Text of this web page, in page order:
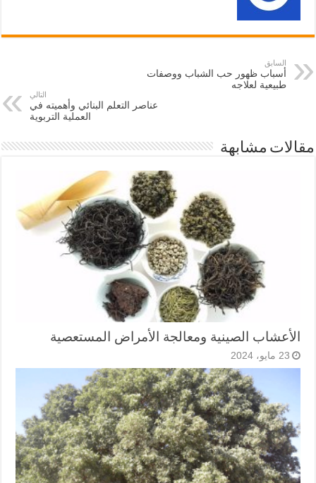
السابق
أسباب ظهور حب الشباب ووصفات
طبيعية لعلاجه
التالي
عناصر التعلم البنائي وأهميته في
العملية التربوية
مقالات مشابهة
الأعشاب الصينية ومعالجة الأمراض المستعصية
23 مايو، 2024